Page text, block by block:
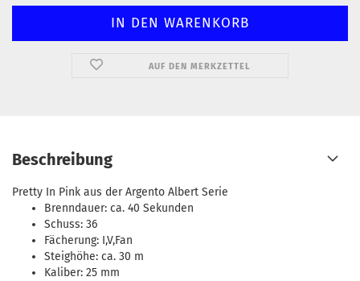
AUF DEN MERKZETTEL
Beschreibung
Pretty In Pink aus der Argento Albert Serie
Brenndauer: ca. 40 Sekunden
Schuss: 36
Fächerung: I,V,Fan
Steighöhe: ca. 30 m
Kaliber: 25 mm